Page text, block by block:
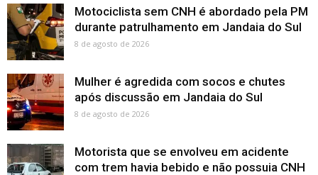
Motociclista sem CNH é abordado pela PM
durante patrulhamento em Jandaia do Sul
8 de agosto de 2026
Mulher é agredida com socos e chutes
após discussão em Jandaia do Sul
8 de agosto de 2026
Motorista que se envolveu em acidente
com trem havia bebido e não possuia CNH